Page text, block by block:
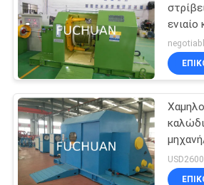
PVC μηχανή
εξώθησης
υψηλή